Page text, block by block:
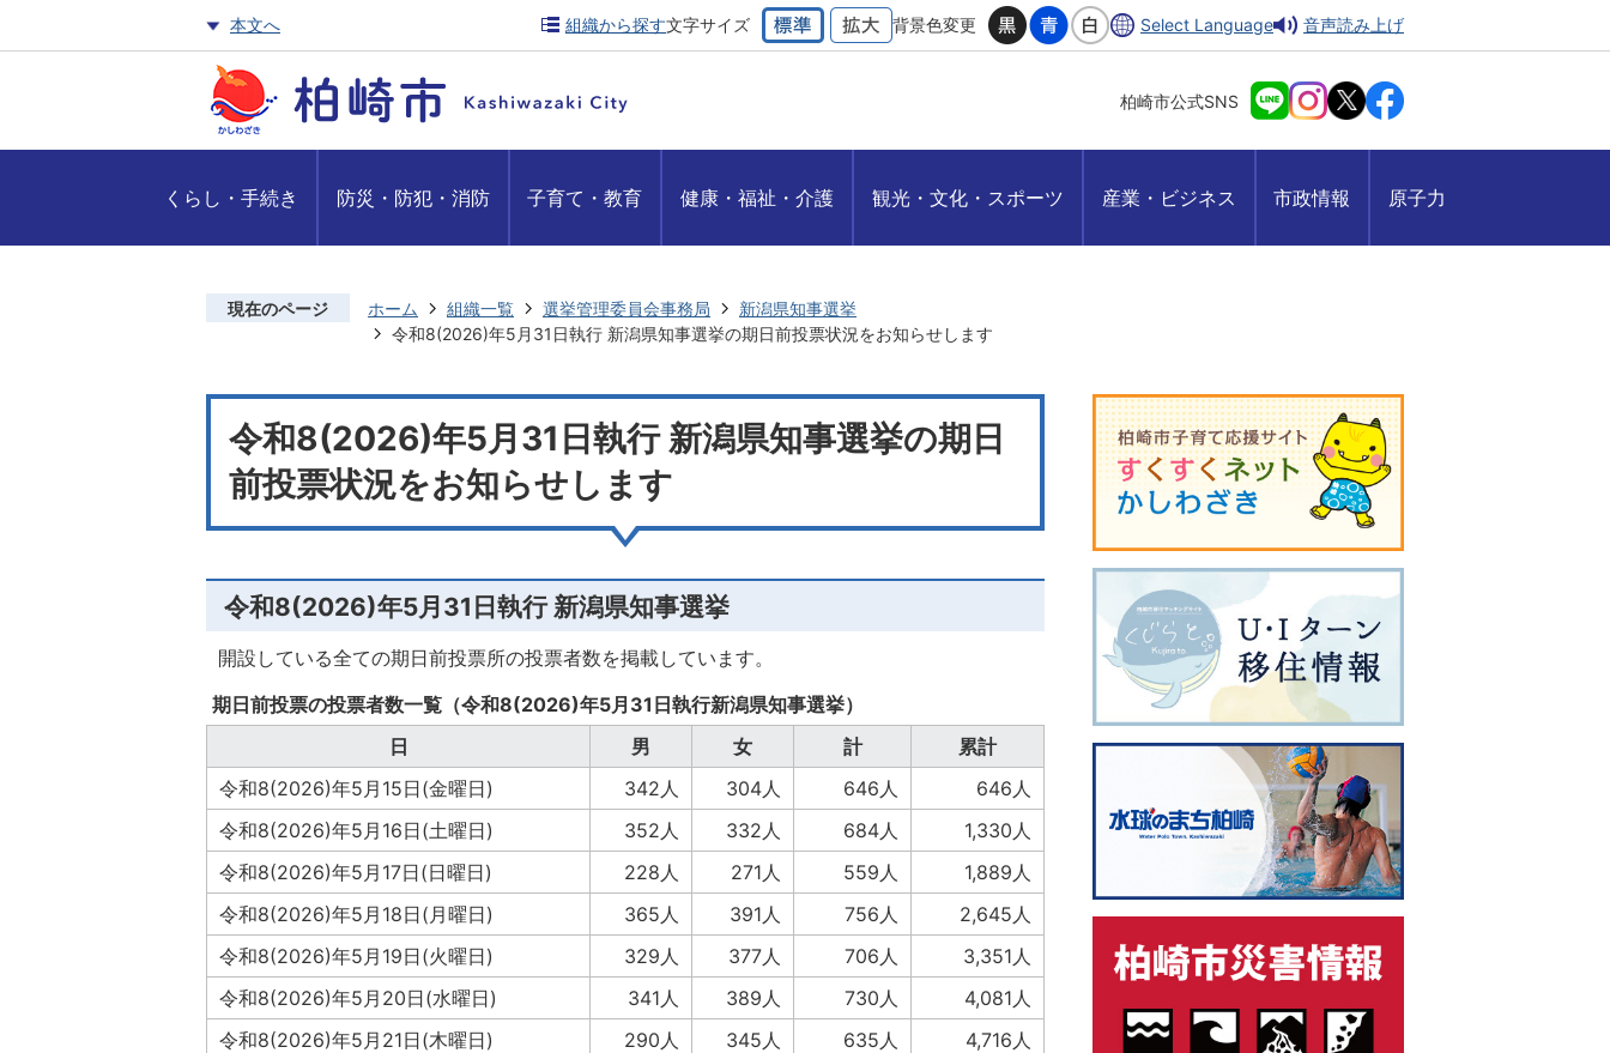
本文へ 組織から探す文字サイズ 背景色変更 Select Language 音声読み上げ
柏崎市公式SNS
くらし・手続き 防災・防犯・消防 子育て・教育 健康・福祉・介護 観光・文化・スポーツ 産業・ビジネス 市政情報 原子力
現在のページ ホーム 組織一覧 選挙管理委員会事務局
新潟県知事選挙
令和8(2026)年5月31日執行 新潟県知事選挙の期日前投票状況をお知らせします
令和8(2026)年5月31日執行 新潟県知事選挙の期日
前投票状況をお知らせします
令和8(2026)年5月31日執行 新潟県知事選挙
開設している全ての期日前投票所の投票者数を掲載しています。
期日前投票の投票者数一覧（令和8(2026)年5月31日執行新潟県知事選挙）
日
男 女 計
累計
令和8(2026)年5月15日(金曜日)
342人 304人 646人
646人
令和8(2026)年5月16日(土曜日)
352人 332人 684人
1,330人
令和8(2026)年5月17日(日曜日)
228人 271人 559人
1,889人
令和8(2026)年5月18日(月曜日)
365人 391人 756人
2,645人
令和8(2026)年5月19日(火曜日)
329人 377人 706人
3,351人
令和8(2026)年5月20日(水曜日)
341人 389人 730人
4,081人
令和8(2026)年5月21日(木曜日)
290人 345人 635人
4,716人